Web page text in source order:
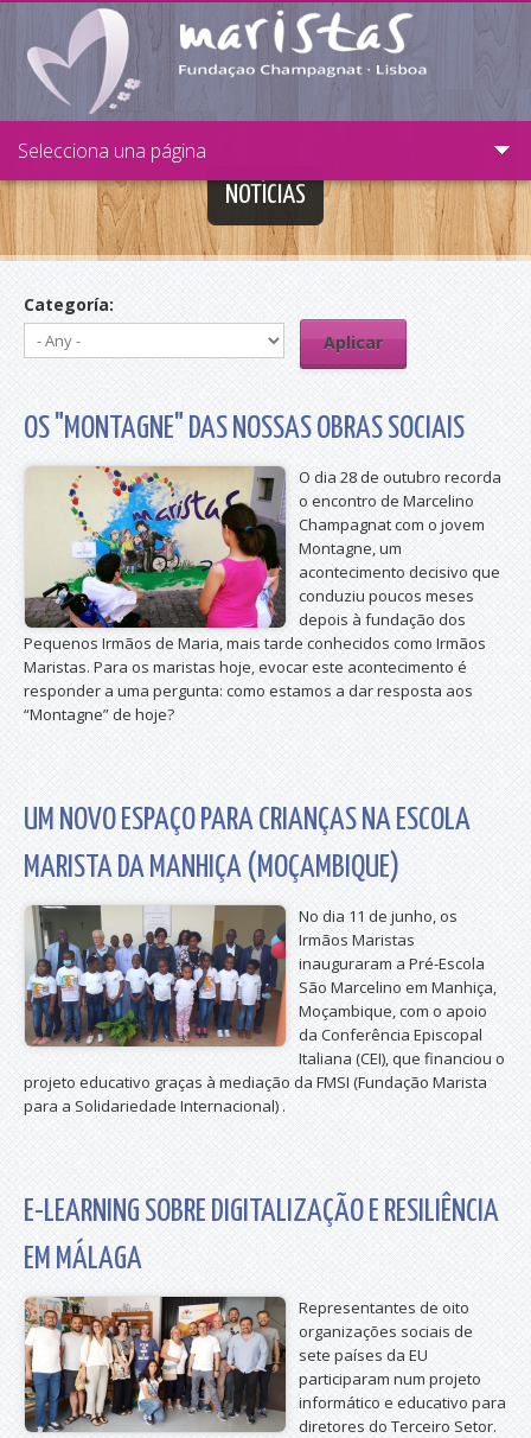
Passar para o conteúdo principal
Selecciona una página
NOTÍCIAS
Categoría:
OS "MONTAGNE" DAS NOSSAS OBRAS SOCIAIS
O dia 28 de outubro recorda
o encontro de Marcelino
Champagnat com o jovem
Montagne, um
acontecimento decisivo que
conduziu poucos meses
depois à fundação dos
Pequenos Irmãos de Maria, mais tarde conhecidos como Irmãos
Maristas. Para os maristas hoje, evocar este acontecimento é
responder a uma pergunta: como estamos a dar resposta aos
“Montagne” de hoje?
UM NOVO ESPAÇO PARA CRIANÇAS NA ESCOLA
MARISTA DA MANHIÇA (MOÇAMBIQUE)
No dia 11 de junho, os
Irmãos Maristas
inauguraram a Pré-Escola
São Marcelino em Manhiça,
Moçambique, com o apoio
da Conferência Episcopal
Italiana (CEI), que financiou o
projeto educativo graças à mediação da FMSI (Fundação Marista
para a Solidariedade Internacional) .
E-LEARNING SOBRE DIGITALIZAÇÃO E RESILIÊNCIA
EM MÁLAGA
Representantes de oito
organizações sociais de
sete países da EU
participaram num projeto
informático e educativo para
diretores do Terceiro Setor.